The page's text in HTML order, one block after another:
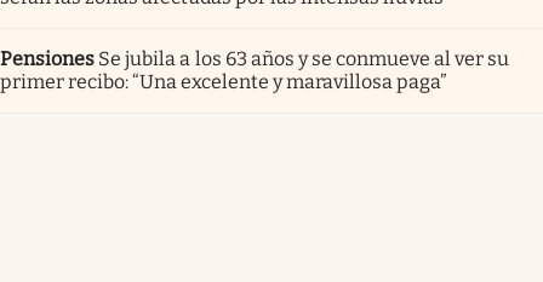
Pensiones Se jubila a los 63 años y se conmueve al ver su
primer recibo: “Una excelente y maravillosa paga”